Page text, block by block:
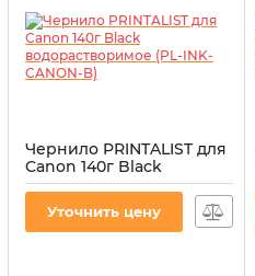
Чернило PRINTALIST для
Canon 140г Black
водорастворимое (PL-
PL-INK-CANON-B
Уточнить цену